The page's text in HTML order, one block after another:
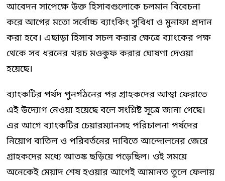
আবেদন সাপেক্ষে উক্ত হিসাবগুলোকে চলমান বিবেচনা
করে আগের মতো সর্বোচ্চ ব্যাংকিং সুবিধা ও মুনাফা প্রদান
করা হবে। এছাড়া হিসাব সচল করার ক্ষেত্রে ব্যাংকের পক্ষ
থেকে সব ধরনের খরচ মওকুফ করার ঘোষণা দেওয়া
হয়েছে।
ব্যাংকটির পর্ষদ পুনর্গঠনের পর গ্রাহকদের আস্থা ফেরাতে
এই উদ্যোগ নেওয়া হয়েছে বলে সংশ্লিষ্ট সূত্রে জানা গেছে।
এর আগে ব্যাংকটির চেয়ারম্যানসহ পরিচালনা পর্ষদের
নিয়োগ বাতিল ও পরিবর্তনের দাবিতে আন্দোলনের জেরে
গ্রাহকদের মধ্যে আতঙ্ক ছড়িয়ে পড়েছিল। ওই সময়ে
অনেকেই মেয়াদ শেষ হওয়ার আগেই আমানত তুলে ফেলায়